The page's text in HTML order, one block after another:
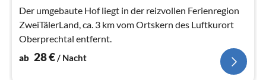
Der umgebaute Hof liegt in der reizvollen Ferienregion
ZweiTälerLand, ca. 3 km vom Ortskern des Luftkurort
Oberprechtal entfernt.
ab 28€/ Nacht